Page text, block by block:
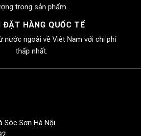
trong sản phẩm.
ĐẶT HÀNG QUỐC TẾ
nước ngoài về Viêt Nam với chi phí
thấp nhất.
Sóc Sơn Hà Nội